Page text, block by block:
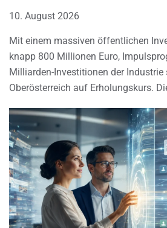
10. August 2026
Mit einem massiven öffentlichen
knapp 800 Millionen Euro,
Milliarden-Investitionen der Industrie
Oberösterreich auf Erholungskurs.